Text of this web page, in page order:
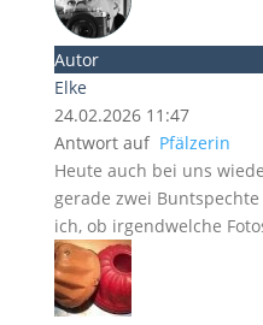
Autor
Elke
24.02.2026 11:47
Antwort auf Pfälzerin
Heute auch bei uns
gerade zwei
ich, ob irgendwelche